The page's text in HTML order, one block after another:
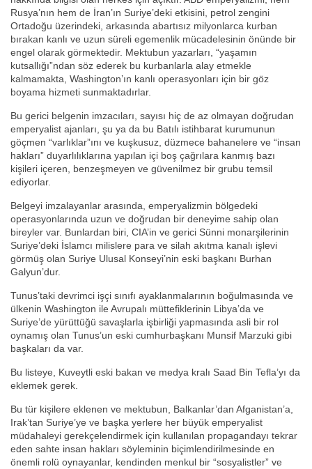
Rusya’nın hem de İran’ın Suriye’deki etkisini, petrol zengini
Ortadoğu üzerindeki, arkasında abartısız milyonlarca kurban
bırakan kanlı ve uzun süreli egemenlik mücadelesinin önünde bir
engel olarak görmektedir. Mektubun yazarları, “yaşamın
kutsallığı”ndan söz ederek bu kurbanlarla alay etmekle
kalmamakta, Washington’ın kanlı operasyonları için bir göz
boyama hizmeti sunmaktadırlar.
Bu gerici belgenin imzacıları, sayısı hiç de az olmayan doğrudan
emperyalist ajanları, şu ya da bu Batılı istihbarat kurumunun
göçmen “varlıklar”ını ve kuşkusuz, düzmece bahanelere ve “insan
hakları” duyarlılıklarına yapılan içi boş çağrılara kanmış bazı
kişileri içeren, benzeşmeyen ve güvenilmez bir grubu temsil
ediyorlar.
Belgeyi imzalayanlar arasında, emperyalizmin bölgedeki
operasyonlarında uzun ve doğrudan bir deneyime sahip olan
bireyler var. Bunlardan biri, CIA’in ve gerici Sünni monarşilerinin
Suriye’deki İslamcı milislere para ve silah akıtma kanalı işlevi
görmüş olan Suriye Ulusal Konseyi’nin eski başkanı Burhan
Galyun’dur.
Tunus’taki devrimci işçi sınıfı ayaklanmalarının boğulmasında ve
ülkenin Washington ile Avrupalı müttefiklerinin Libya’da ve
Suriye’de yürüttüğü savaşlarla işbirliği yapmasında asli bir rol
oynamış olan Tunus’un eski cumhurbaşkanı Munsif Marzuki gibi
başkaları da var.
Bu listeye, Kuveytli eski bakan ve medya kralı Saad Bin Tefla’yı da
eklemek gerek.
Bu tür kişilere eklenen ve mektubun, Balkanlar’dan Afganistan’a,
Irak’tan Suriye’ye ve başka yerlere her büyük emperyalist
müdahaleyi gerekçelendirmek için kullanılan propagandayı tekrar
eden sahte insan hakları söyleminin biçimlendirilmesinde en
önemli rolü oynayanlar, kendinden menkul bir “sosyalistler” ve